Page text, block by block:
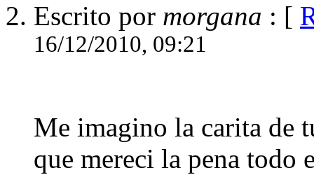
Escrito por morgana : [
16/12/2010, 09:21
Me imagino la carita de
que mereci la pena todo